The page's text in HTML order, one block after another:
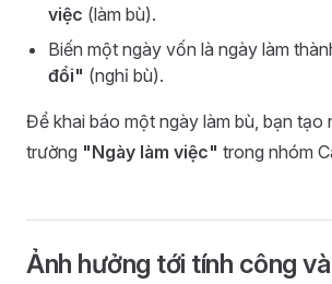
việc (làm bù).
Biến một ngày vốn là ngày làm
đổi" (nghỉ bù).
Để khai báo một ngày làm bù, bạn tạo
trường "Ngày làm việc" trong nhóm
Ảnh hưởng tới tính công